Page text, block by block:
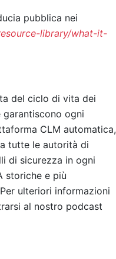
pubblica nei
library/what-it-
del ciclo di vita dei
ogni
CLM automatica,
tutte le autorità di
di sicurezza in ogni
storiche e più
ulteriori informazioni
al nostro podcast